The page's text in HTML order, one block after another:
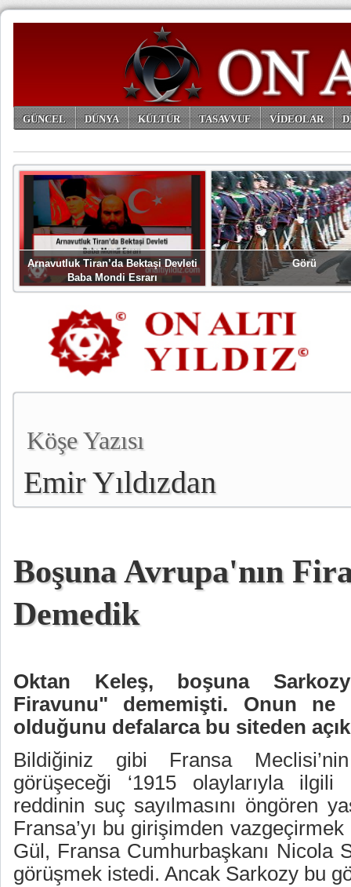
GÜNCEL DÜNYA KÜLTÜR TASAVVUF VİDEOLAR
Arnavutluk Tiran’da Bektaşi Devleti
Baba Mondi Esrarı
Görü
Köşe Yazısı
Emir Yıldızdan
Boşuna Avrupa'nın
Demedik
Oktan Keleş, boşuna
Firavunu" dememişti. Onun ne
olduğunu defalarca bu siteden
Bildiğiniz gibi Fransa
görüşeceği ‘1915 olaylarıyla ilgili
reddinin suç sayılmasını öngören
Fransa’yı bu girişimden
Gül, Fransa Cumhurbaşkanı Nicola
görüşmek istedi. Ancak Sarkozy bu